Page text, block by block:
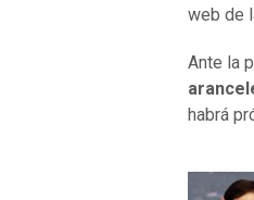
web de
Ante la
habrá